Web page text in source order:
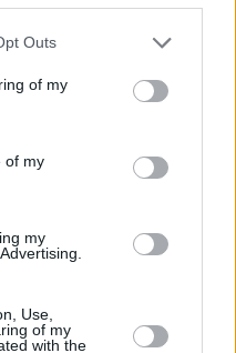
Outs
of my
of my
my
Use,
of my
with the
δεχθεί μεγάλο όγκο
επιβαρυμένες. Οι
μέχρι να υποχωρήσουν
εντοπίζονται τα
τα σχολεία αύριο